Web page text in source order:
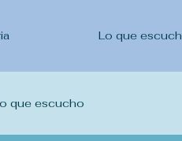
Lo que
que escucho